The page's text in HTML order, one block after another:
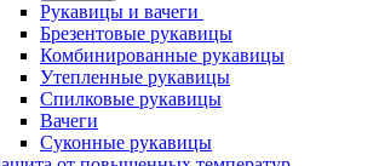
Рукавицы и вачеги
Брезентовые рукавицы
Комбинированные рукавицы
Утепленные рукавицы
Спилковые рукавицы
Вачеги
Суконные рукавицы